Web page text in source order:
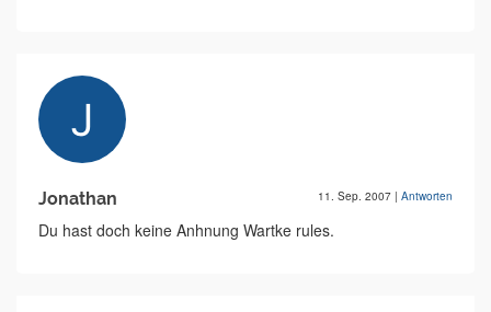
Jonathan 11. Sep. 2007 | Antworten
Du hast doch keine Anhnung Wartke rules.